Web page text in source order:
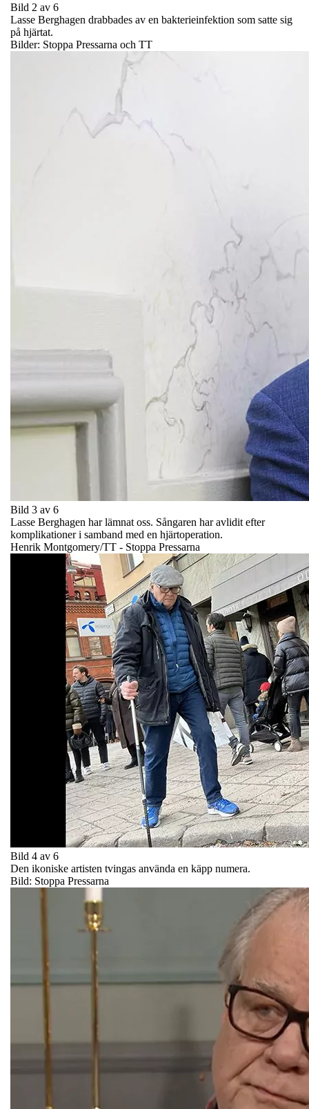
Bild 2 av 6
Lasse Berghagen drabbades av en bakterieinfektion som satte sig
på hjärtat.
Bilder: Stoppa Pressarna och TT
Bild 3 av 6
Lasse Berghagen har lämnat oss. Sångaren har avlidit efter
komplikationer i samband med en hjärtoperation.
Henrik Montgomery/TT - Stoppa Pressarna
Bild 4 av 6
Den ikoniske artisten tvingas använda en käpp numera.
Bild: Stoppa Pressarna